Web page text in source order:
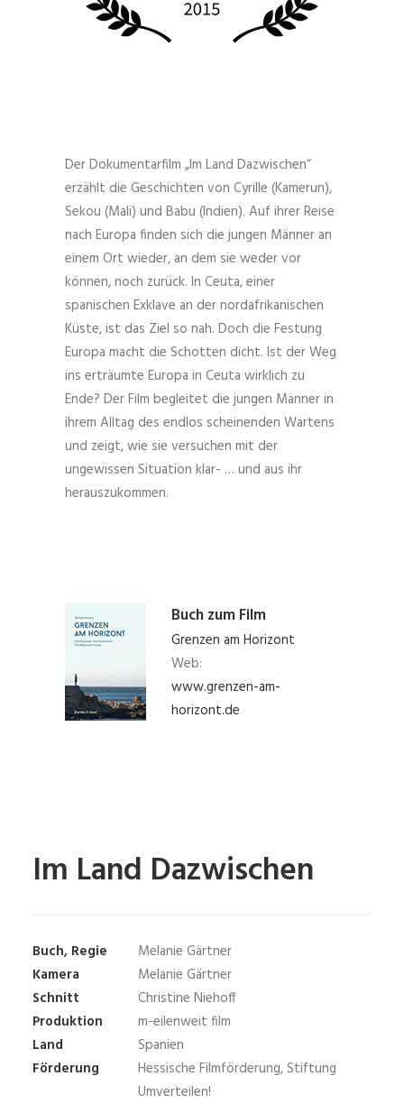
Der Dokumentarfilm „Im Land Dazwischen“
erzählt die Geschichten von Cyrille (Kamerun),
Sekou (Mali) und Babu (Indien). Auf ihrer Reise
nach Europa finden sich die jungen Männer an
einem Ort wieder, an dem sie weder vor
können, noch zurück. In Ceuta, einer
spanischen Exklave an der nordafrikanischen
Küste, ist das Ziel so nah. Doch die Festung
Europa macht die Schotten dicht. Ist der Weg
ins erträumte Europa in Ceuta wirklich zu
Ende? Der Film begleitet die jungen Männer in
ihrem Alltag des endlos scheinenden Wartens
und zeigt, wie sie versuchen mit der
ungewissen Situation klar- … und aus ihr
herauszukommen.
Buch zum Film
Grenzen am Horizont
Web:
www.grenzen-am-
horizont.de
Im Land Dazwischen
Buch, Regie
Melanie Gärtner
Kamera
Melanie Gärtner
Schnitt
Christine Niehoff
Produktion
m-eilenweit film
Land
Spanien
Förderung
Hessische Filmförderung, Stiftung
Umverteilen!